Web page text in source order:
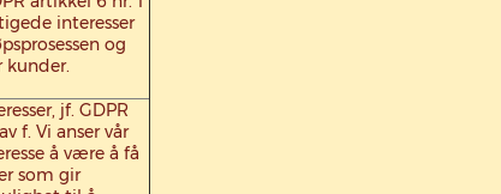
interesser
og
kunder.
jf. GDPR
f. Vi anser vår
å være å få
som gir